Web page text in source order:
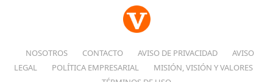
NOSOTROS CONTACTO AVISO DE PRIVACIDAD
AVISO
LEGAL
POLÍTICA EMPRESARIAL
MISIÓN, VISIÓN Y VALORES